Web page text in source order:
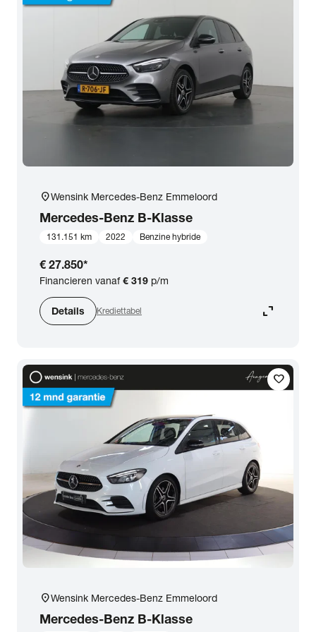
location_onWensink Mercedes-Benz Emmeloord
Mercedes-Benz B-Klasse
131.151 km 2022 Benzine hybride
€ 27.850*
Financieren vanaf€ 319 p/m
Details Krediettabel expand_content
favorite
location_onWensink Mercedes-Benz Emmeloord
Mercedes-Benz B-Klasse